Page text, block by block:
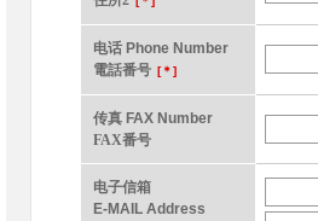
电话 Phone Number
電話番号 [＊]
传真 FAX Number
FAX番号
电子信箱
E-MAIL Address